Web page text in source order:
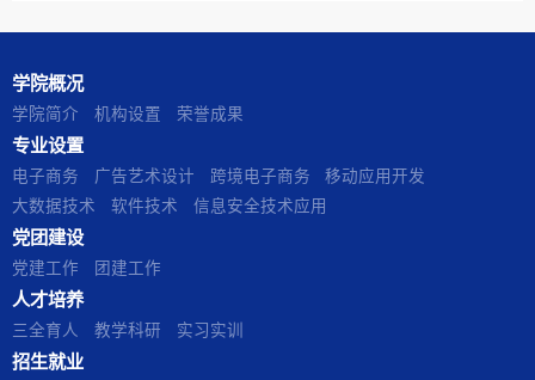
进行了详细介绍，帮助师生们全面了解大赛的特
才培养成果的重要平...
学院概况
学院简介 机构设置 荣誉成果
专业设置
电子商务 广告艺术设计 跨境电子商务
移动应用开发
大数据技术
软件技术 信息安全技术应用
党团建设
党建工作 团建工作
人才培养
三全育人 教学科研 实习实训
招生就业